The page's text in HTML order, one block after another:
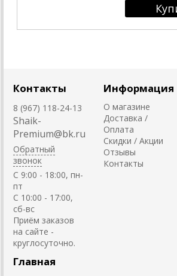
Контакты
8 (967) 118-24-13
Shaik-
Premium@bk.ru
Обратный
звонок
C 9:00 - 18:00, пн-
пт
С 10:00 - 17:00,
сб-вс
Приём заказов
на сайте -
круглосуточно.
Информация
О магазине
Доставка /
Оплата
Скидки / Акции
Отзывы
Контакты
Главная